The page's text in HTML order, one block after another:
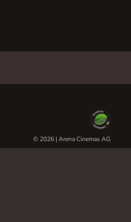
© 2026 | Arena Cinemas AG